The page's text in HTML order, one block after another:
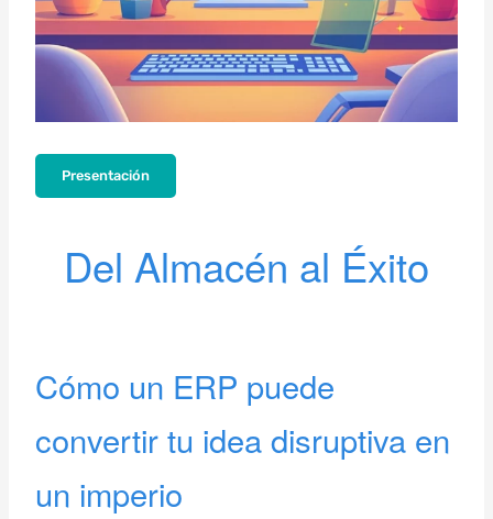
Presentación
Del Almacén al Éxito
Cómo un ERP puede
convertir tu idea disruptiva en
un imperio